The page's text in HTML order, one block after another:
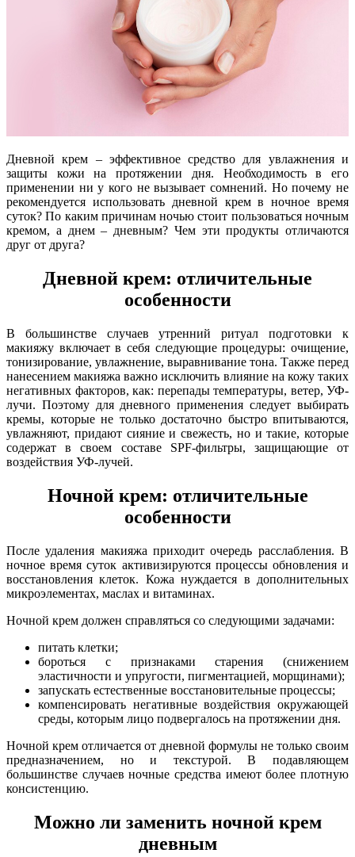
Дневной крем – эффективное средство для увлажнения и
защиты кожи на протяжении дня. Необходимость в его
применении ни у кого не вызывает сомнений. Но почему не
рекомендуется использовать дневной крем в ночное время
суток? По каким причинам ночью стоит пользоваться ночным
кремом, а днем – дневным? Чем эти продукты отличаются
друг от друга?
Дневной крем: отличительные
особенности
В большинстве случаев утренний ритуал подготовки к
макияжу включает в себя следующие процедуры: очищение,
тонизирование, увлажнение, выравнивание тона. Также перед
нанесением макияжа важно исключить влияние на кожу таких
негативных факторов, как: перепады температуры, ветер, УФ-
лучи. Поэтому для дневного применения следует выбирать
кремы, которые не только достаточно быстро впитываются,
увлажняют, придают сияние и свежесть, но и такие, которые
содержат в своем составе SPF-фильтры, защищающие от
воздействия УФ-лучей.
Ночной крем: отличительные
особенности
После удаления макияжа приходит очередь расслабления. В
ночное время суток активизируются процессы обновления и
восстановления клеток. Кожа нуждается в дополнительных
микроэлементах, маслах и витаминах.
Ночной крем должен справляться со следующими задачами:
питать клетки;
бороться с признаками старения (снижением
эластичности и упругости, пигментацией, морщинами);
запускать естественные восстановительные процессы;
компенсировать негативные воздействия окружающей
среды, которым лицо подвергалось на протяжении дня.
Ночной крем отличается от дневной формулы не только своим
предназначением, но и текстурой. В подавляющем
большинстве случаев ночные средства имеют более плотную
консистенцию.
Можно ли заменить ночной крем
дневным